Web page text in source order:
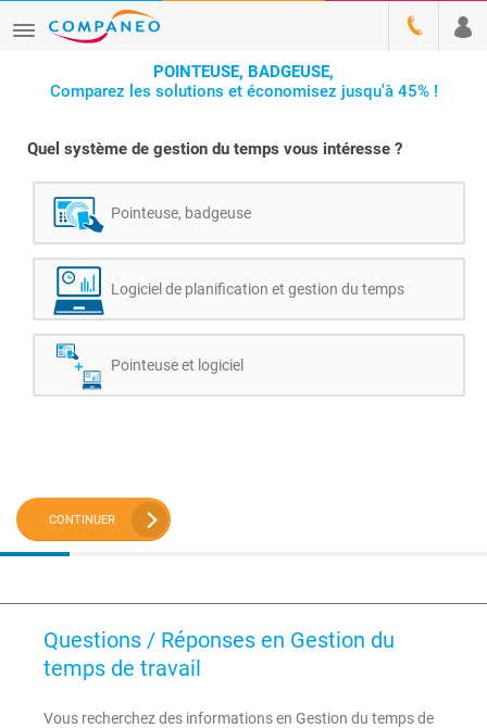
POINTEUSE, BADGEUSE,
Comparez les solutions et économisez jusqu'à 45% !
Quel système de gestion du temps vous intéresse ?
Pointeuse, badgeuse
Logiciel de planification et gestion du temps
Pointeuse et logiciel
CONTINUER
Questions / Réponses en Gestion du
temps de travail
Vous recherchez des informations en Gestion du temps de